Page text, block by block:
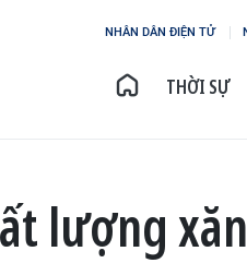
NHÂN DÂN ĐIỆN TỬ
THỜI SỰ
lượng